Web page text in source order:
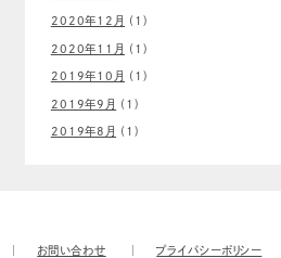
2020年12月 (1)
2020年11月 (1)
2019年10月 (1)
2019年9月 (1)
2019年8月 (1)
お問い合わせ プライバシーポリシー